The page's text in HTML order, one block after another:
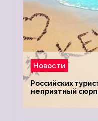
Новости
Российских
неприятный